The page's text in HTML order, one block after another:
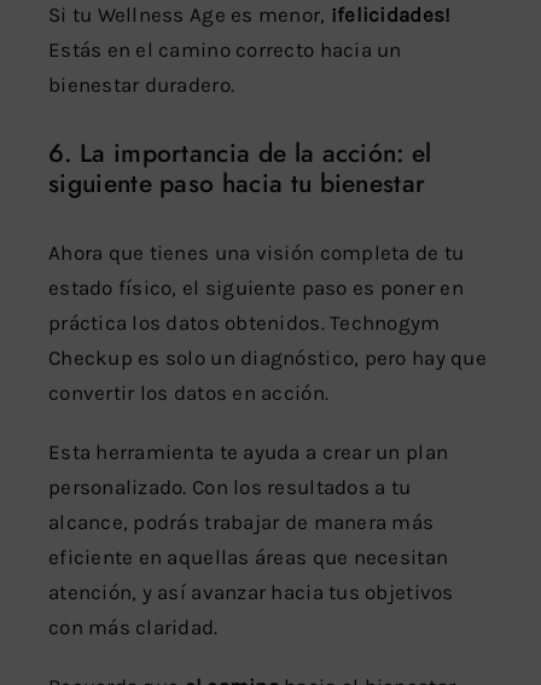
Si tu Wellness Age es menor, ¡felicidades!
Estás en el camino correcto hacia un
bienestar duradero.
6. La importancia de la acción: el
siguiente paso hacia tu bienestar
Ahora que tienes una visión completa de tu
estado físico, el siguiente paso es poner en
práctica los datos obtenidos. Technogym
Checkup es solo un diagnóstico, pero hay que
convertir los datos en acción.
Esta herramienta te ayuda a crear un plan
personalizado. Con los resultados a tu
alcance, podrás trabajar de manera más
eficiente en aquellas áreas que necesitan
atención, y así avanzar hacia tus objetivos
con más claridad.